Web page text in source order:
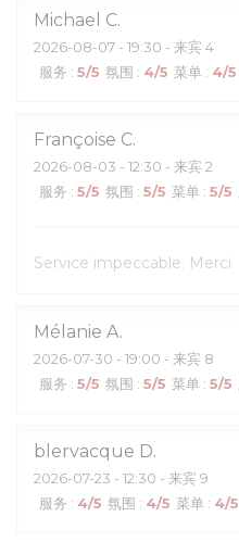
Michael C
2026-08-07 - 19:30 - 来宾 4
服务 : 5/5 氛围 : 4/5 菜单 : 4/5
Françoise C
2026-08-03 - 12:30 - 来宾 2
服务 : 5/5 氛围 : 5/5 菜单 : 5/5
Service impeccable. Merci
Mélanie A
2026-07-30 - 19:00 - 来宾 8
服务 : 5/5 氛围 : 5/5 菜单 : 5/5
blervacque D
2026-07-23 - 12:30 - 来宾 9
服务 : 4/5 氛围 : 4/5 菜单 : 4/5